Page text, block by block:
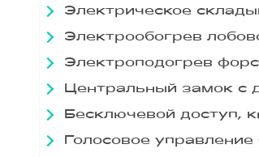
Электрическое
Электрообогрев
Электроподогрев
Центральный замок с
Бесключевой доступ,
Голосовое